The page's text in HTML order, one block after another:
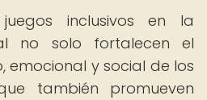
inclusivos en la
no solo fortalecen el
emocional y social de los
también promueven